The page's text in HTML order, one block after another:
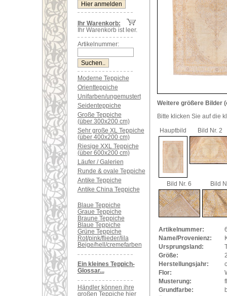
Ihr Warenkorb:
Ihr Warenkorb ist leer.
Artikelnummer:
Moderne Teppiche
Orientteppiche
Unifarben/ungemustert
Seidenteppiche
Große Teppiche
(über 300x200 cm)
Sehr große XL Teppiche
(über 400x200 cm)
Riesige XXL Teppiche
(über 600x200 cm)
Läufer / Galerien
Runde & ovale Teppiche
Antike Teppiche
Antike China Teppiche
Blaue Teppiche
Graue Teppiche
Braune Teppiche
Blaue Teppiche
Grüne Teppiche
Rot/pink/flieder/lila
Beige/hell/cremefarben
Ein kleines Teppich-
Glossar...
Händler können ihre
großen Teppiche hier
Weitere größere Bilder
Bitte klicken Sie auf die
Hauptbild
Bild Nr. 2
Bild Nr. 6 Bild
Artikelnummer:
Name/Provenienz:
Ursprungsland:
Größe:
Herstellungsjahr:
Flor:
Musterung:
Grundfarbe: